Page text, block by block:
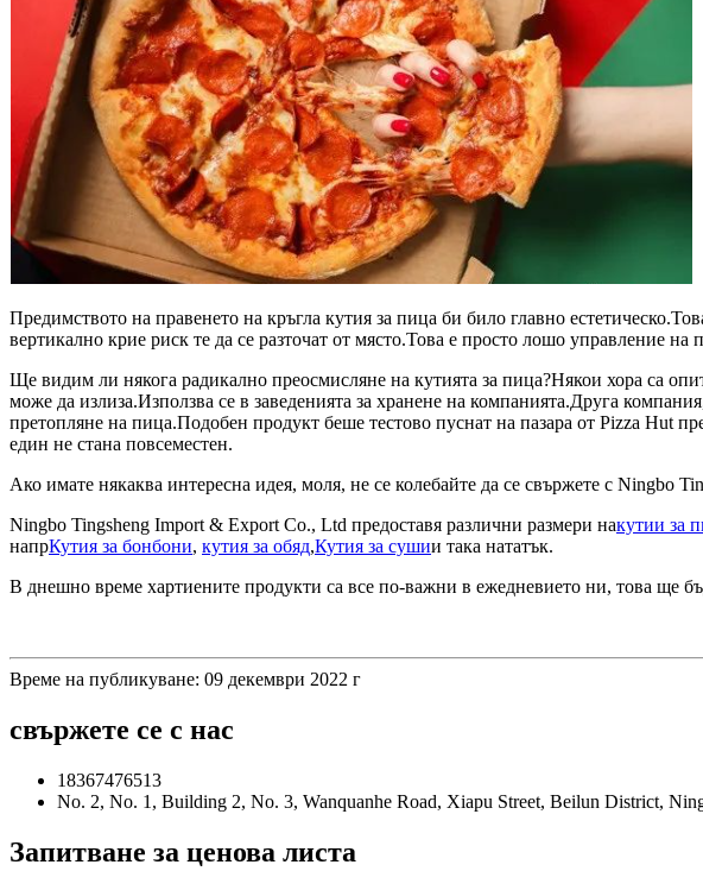
Предимството на правенето на кръгла кутия за пица би било главно
вертикално крие риск те да се разточат от място.Това е просто лошо управление на
Ще видим ли някога радикално преосмисляне на кутията за пица?Някои хора са
може да излиза.Използва се в заведенията за хранене на компанията.Друга
претопляне на пица.Подобен продукт беше тестово пуснат на пазара от Pizza Hut
един не стана повсеместен.
Ако имате някаква интересна идея, моля, не се колебайте да се свържете с
Ningbo Tingsheng Import & Export Co., Ltd предоставя различни размери накутии за
напрКутия за бонбони, кутия за обяд,Кутия за сушии така нататък.
В днешно време хартиените продукти са все по-важни в ежедневието ни, това ще
Време на публикуване: 09 декември 2022 г
свържете се с нас
18367476513
No. 2, No. 1, Building 2, No. 3, Wanquanhe Road, Xiapu Street, Beilun District,
Запитване за ценова листа